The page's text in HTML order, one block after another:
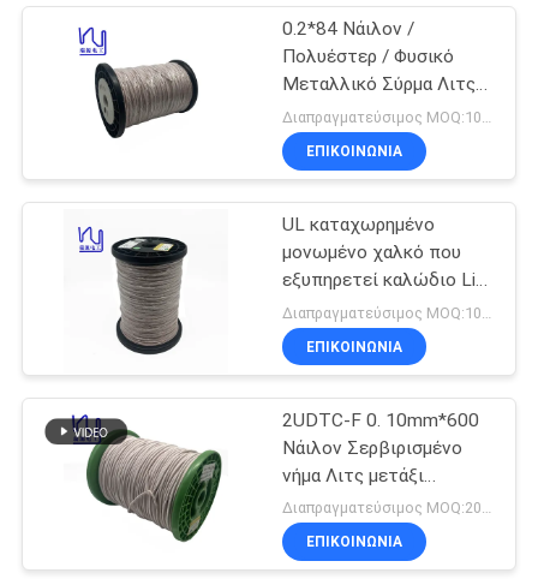
ΓΎΡΟΣ
ΕΡΓΟΣΤΑΣΊΩΝ
ΠΟΙΟΤΙΚΌΣ
ΈΛΕΓΧΟΣ
ΣΕ
ΕΠΑΦΉ
0.2*84 Νάιλον /
Πολυέστερ / Φυσικό
Μεταλλικό Σύρμα Λιτς
για
Αυτοκινητοβιομηχανία
ΕΠΙΚΟΙΝΩΝΙΑ
UL καταχωρημένο
μονωμένο χαλκό που
εξυπηρετεί καλώδιο Litz
για ασύρματο φορτιστή
ΕΠΙΚΟΙΝΩΝΙΑ
2UDTC-F 0. 10mm*600
Νάιλον Σερβιρισμένο
νήμα Λιτς μετάξι
Καλυμμένο χαλκό νήμα Διαπραγματεύσιμος MOQ:20 κιλά
ΕΠΙΚΟΙΝΩΝΙΑ